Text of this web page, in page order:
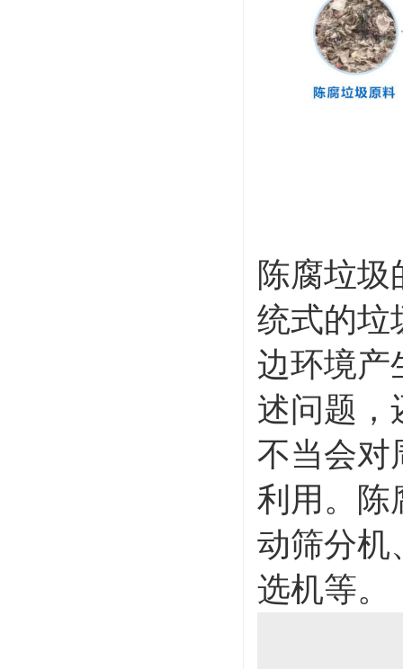
陈腐垃
统式的垃
边环境产
述问题，
不当会对
利用。陈
动筛分机
选机等。